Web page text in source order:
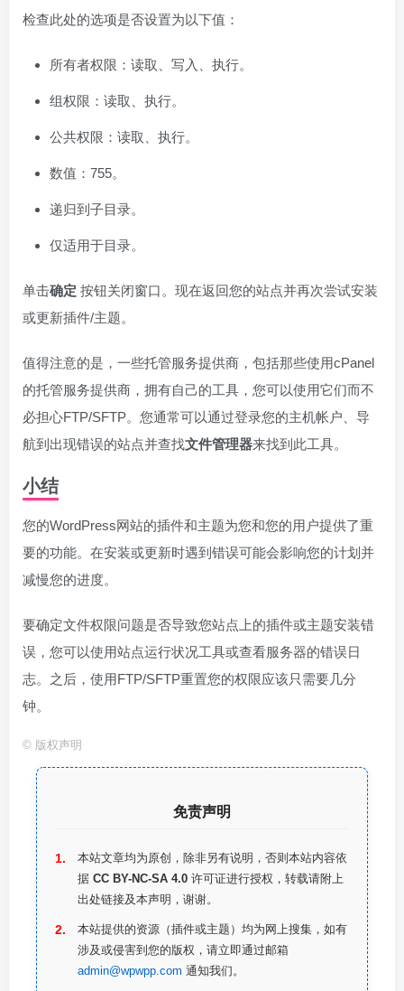
检查此处的选项是否设置为以下值：
所有者权限：读取、写入、执行。
组权限：读取、执行。
公共权限：读取、执行。
数值：755。
递归到子目录。
仅适用于目录。
单击确定 按钮关闭窗口。现在返回您的站点并再次尝试安装
或更新插件/主题。
值得注意的是，一些托管服务提供商，包括那些使用cPanel
的托管服务提供商，拥有自己的工具，您可以使用它们而不
必担心FTP/SFTP。您通常可以通过登录您的主机帐户、导
航到出现错误的站点并查找文件管理器来找到此工具。
小结
您的WordPress网站的插件和主题为您和您的用户提供了重
要的功能。在安装或更新时遇到错误可能会影响您的计划并
减慢您的进度。
要确定文件权限问题是否导致您站点上的插件或主题安装错
误，您可以使用站点运行状况工具或查看服务器的错误日
志。之后，使用FTP/SFTP重置您的权限应该只需要几分
钟。
© 版权声明
免责声明
本站文章均为原创，除非另有说明，否则本站内容依
据 CC BY-NC-SA 4.0 许可证进行授权，转载请附上
出处链接及本声明，谢谢。
本站提供的资源（插件或主题）均为网上搜集，如有
涉及或侵害到您的版权，请立即通过邮箱
admin@wpwpp.com 通知我们。